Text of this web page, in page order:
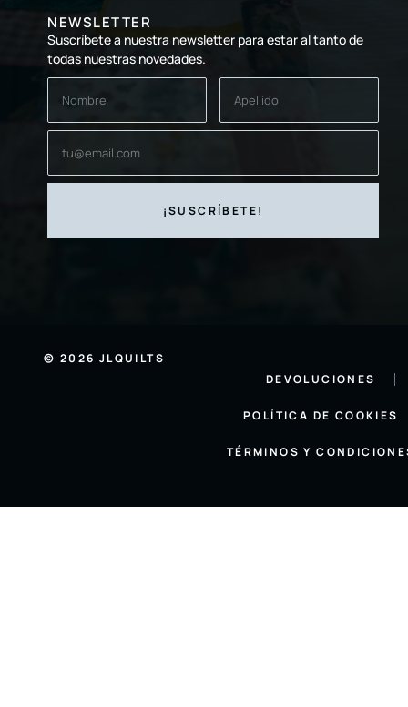
NEWSLETTER
Suscríbete a nuestra newsletter para estar al tanto de
todas nuestras novedades.
© 2026 JLQUILTS
DEVOLUCIONES
POLÍTICA DE COOKIES
TÉRMINOS Y